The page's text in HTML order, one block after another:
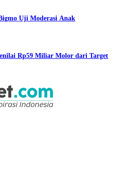
Uji Moderasi Anak
Rp59 Miliar Molor dari Target